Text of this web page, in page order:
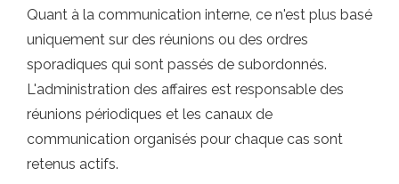
Quant à la communication interne, ce n'est plus basé
uniquement sur des réunions ou des ordres
sporadiques qui sont passés de subordonnés.
L'administration des affaires est responsable des
réunions périodiques et les canaux de
communication organisés pour chaque cas sont
retenus actifs.